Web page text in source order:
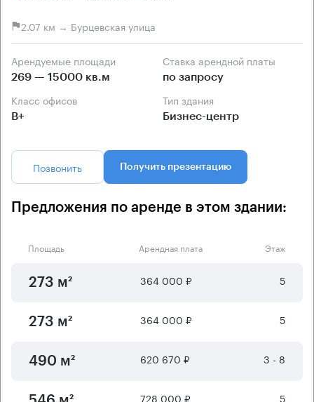
2.07 км → Бурцевская улица
Арендуемые площади
269 — 15000 кв.м
Ставка арендной платы
по запросу
Класс офисов
B+
Тип здания
Бизнес-центр
Позвонить Получить презентацию
Предложения по аренде в этом здании:
Площадь Арендная плата Этаж
273 м² 364 000 ₽ 5
273 м² 364 000 ₽ 5
490 м² 620 670 ₽ 3 - 8
728 000 ₽ 5